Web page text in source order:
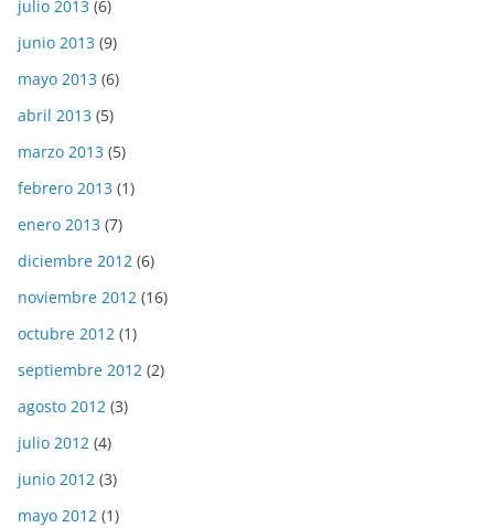
julio 2013 (6)
junio 2013 (9)
mayo 2013 (6)
abril 2013 (5)
marzo 2013 (5)
febrero 2013 (1)
enero 2013 (7)
diciembre 2012 (6)
noviembre 2012 (16)
octubre 2012 (1)
septiembre 2012 (2)
agosto 2012 (3)
julio 2012 (4)
junio 2012 (3)
mayo 2012 (1)